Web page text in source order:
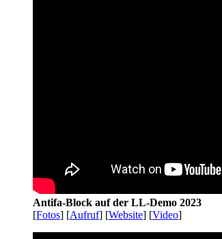
Antifa-Block auf der LL-Demo 2023
[Fotos] [Aufruf] [Website] [Video]